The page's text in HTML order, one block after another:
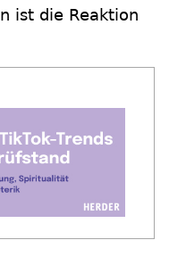
ist die Reaktion